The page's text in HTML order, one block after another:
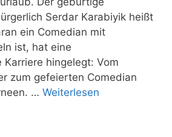
Serdar Karabiyik heißt
ein Comedian mit
ist, hat eine
hingelegt: Vom
zum gefeierten Comedian
… Weiterlesen